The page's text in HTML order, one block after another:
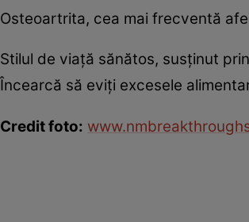
Osteoartrita, cea mai frecventă
Stilul de viaţă sănătos, susţinut
Încearcă să eviţi excesele
Credit foto: